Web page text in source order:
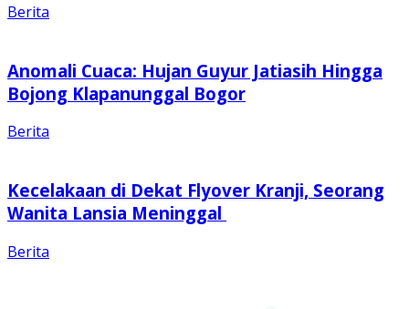
Berita
Anomali Cuaca: Hujan Guyur Jatiasih Hingga
Bojong Klapanunggal Bogor
Berita
Kecelakaan di Dekat Flyover Kranji, Seorang
Wanita Lansia Meninggal
Berita